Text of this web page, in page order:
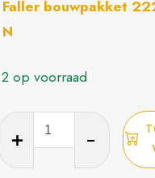
Faller bouwpakket
N
2 op voorraad
Faller
Bouwpakket
222198